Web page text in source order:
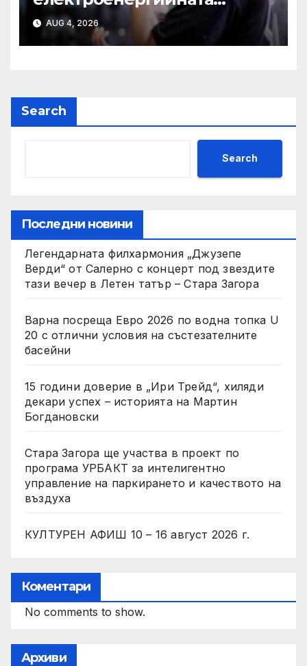
система на България няма
AUG 4, 2026
Search
Search
Последни новини
Легендарната филхармония „Джузепе
Верди“ от Салерно с концерт под звездите
тази вечер в Летен татър – Стара Загора
Варна посреща Евро 2026 по водна топка U
20 с отлични условия на състезателните
басейни
15 години доверие в „Ири Трейд“, хиляди
декари успех – историята на Мартин
Богдановски
Стара Загора ще участва в проект по
програма УРБАКТ за интелигентно
управление на паркирането и качеството на
въздуха
КУЛТУРЕН АФИШ 10 – 16 август 2026 г.
Коментари
No comments to show.
Архиви